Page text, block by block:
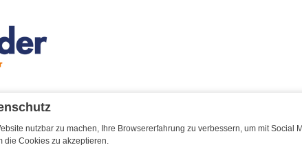
nutzbar zu machen, Ihre Browsererfahrung zu verbessern, um mit
die Cookies zu akzeptieren.